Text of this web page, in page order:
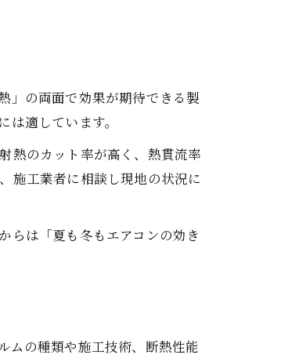
」の両面で効果が期待できる製
適しています。
熱のカット率が高く、熱貫流率
施工業者に相談し現地の状況に
らは「夏も冬もエアコンの効き
ムの種類や施工技術、断熱性能